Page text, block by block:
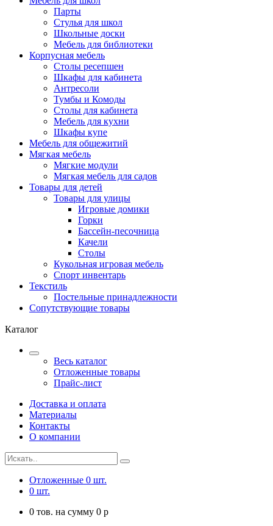
Парты
Стулья для школ
Школьные доски
Мебель для библиотеки
Корпусная мебель
Столы ресепшен
Шкафы для кабинета
Антресоли
Тумбы и Комоды
Столы для кабинета
Мебель для кухни
Шкафы купе
Мебель для общежитий
Мягкая мебель
Мягкие модули
Мягкая мебель для садов
Товары для детей
Товары для улицы
Игровые домики
Горки
Бассейн-песочница
Качели
Столы
Кукольная игровая мебель
Спорт инвентарь
Текстиль
Постельные принадлежности
Сопутствующие товары
Каталог
Весь каталог
Отложенные товары
Прайс-лист
Доставка и оплата
Материалы
Контакты
О компании
Отложенные 0 шт.
0 шт.
0 тов. на сумму 0 p